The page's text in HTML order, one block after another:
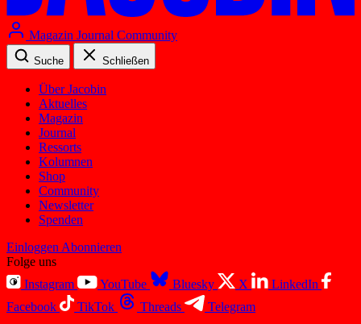
Magazin Journal Community
Suche Schließen
Über Jacobin
Aktuelles
Magazin
Journal
Ressorts
Kolumnen
Shop
Community
Newsletter
Spenden
Einloggen Abonnieren
Folge uns
Instagram
YouTube Bluesky X
LinkedIn
Facebook
TikTok Threads Telegram